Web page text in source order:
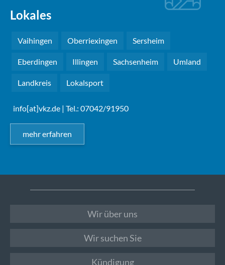
Lokales
Vaihingen Oberriexingen Sersheim
Eberdingen Illingen Sachsenheim Umland
Landkreis Lokalsport
info[at]vkz.de | Tel.: 07042/91950
mehr erfahren
Wir über uns
Wir suchen Sie
Kündigung